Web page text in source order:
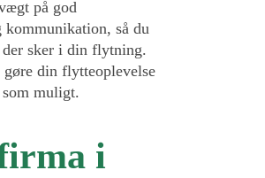
på god
så du
sker i din flytning.
gøre din flytteoplevelse
muligt.
i